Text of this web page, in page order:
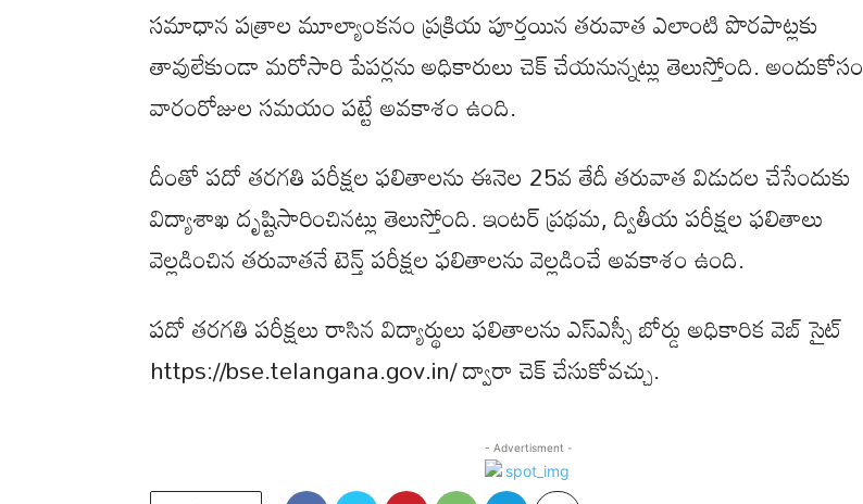
సమాధాన పత్రాల మూల్యాంకనం ప్రక్రియ పూర్తయిన తరువాత ఎలాంటి పొరపాట్లకు
తావులేకుండా మరోసారి పేపర్లను అధికారులు చెక్ చేయనున్నట్లు తెలుస్తోంది. అందుకోసం
వారంరోజుల సమయం పట్టే అవకాశం ఉంది.
దీంతో పదో తరగతి పరీక్షల ఫలితాలను ఈనెల 25వ తేదీ తరువాత విడుదల చేసేందుకు
విద్యాశాఖ దృష్టిసారించినట్లు తెలుస్తోంది. ఇంటర్ ప్రథమ, ద్వితీయ పరీక్షల ఫలితాలు
వెల్లడించిన తరువాతనే టెన్త్ పరీక్షల ఫలితాలను వెల్లడించే అవకాశం ఉంది.
పదో తరగతి పరీక్షలు రాసిన విద్యార్థులు ఫలితాలను ఎస్ఎస్సీ బోర్డు అధికారిక వెబ్ సైట్
https://bse.telangana.gov.in/ ద్వారా చెక్‌ చేసుకోవచ్చు.
- Advertisment -